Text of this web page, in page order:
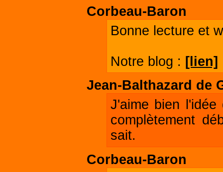
Corbeau-Baron
Bonne lecture et
Notre blog : [lien]
Jean-Balthazard de
J'aime bien l'idée
complètement
sait.
Corbeau-Baron